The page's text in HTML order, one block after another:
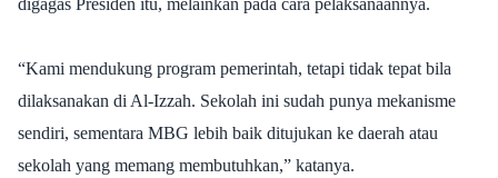
digagas Presiden itu, melainkan pada cara pelaksanaannya.
“Kami mendukung program pemerintah, tetapi tidak tepat bila
dilaksanakan di Al-Izzah. Sekolah ini sudah punya mekanisme
sendiri, sementara MBG lebih baik ditujukan ke daerah atau
sekolah yang memang membutuhkan,” katanya.